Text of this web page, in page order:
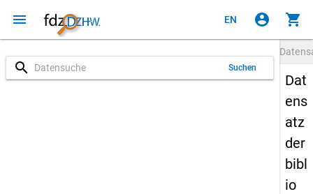
menu EN account_circle shopping_cart
search Suchen
Dat
ens
atz
der
bibl
io